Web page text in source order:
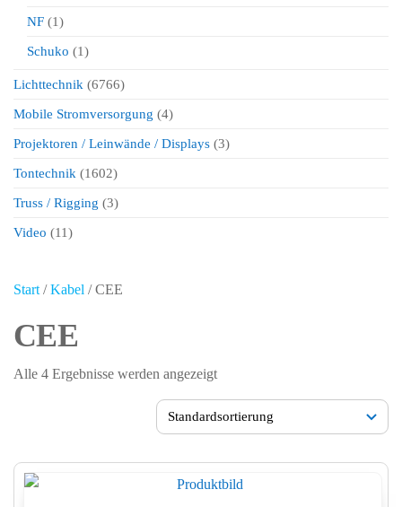
NF (1)
Schuko (1)
Lichttechnik (6766)
Mobile Stromversorgung (4)
Projektoren / Leinwände / Displays (3)
Tontechnik (1602)
Truss / Rigging (3)
Video (11)
Start /Kabel / CEE
CEE
Alle 4 Ergebnisse werden angezeigt